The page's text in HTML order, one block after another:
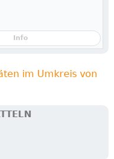
Info
im Umkreis von